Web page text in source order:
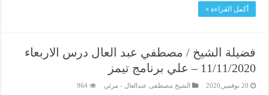
أكمل القراءة »
فضيلة الشيخ / مصطفي عبد العال درس الاربعاء
11/11/2020 – علي برنامج تيمز
20 نوفمبر,2020 الشيخ مصطفى عبدالعال - مرئي 964